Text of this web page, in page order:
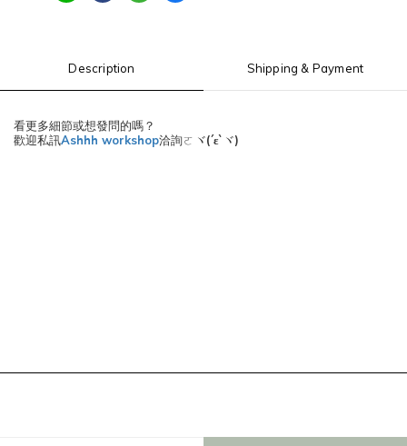
Description Shipping & Payment
看更多細節或想發問的嗎？
歡迎私訊Ashhh workshop洽詢ㄛヾ(´ε` ヾ)